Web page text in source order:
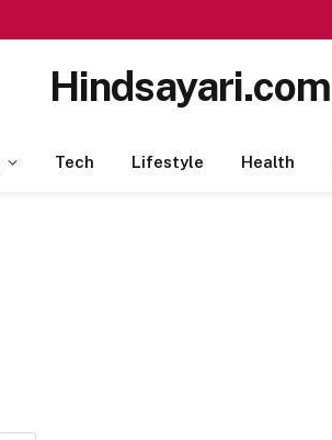
Hindsayari.com
Tech Lifestyle Health